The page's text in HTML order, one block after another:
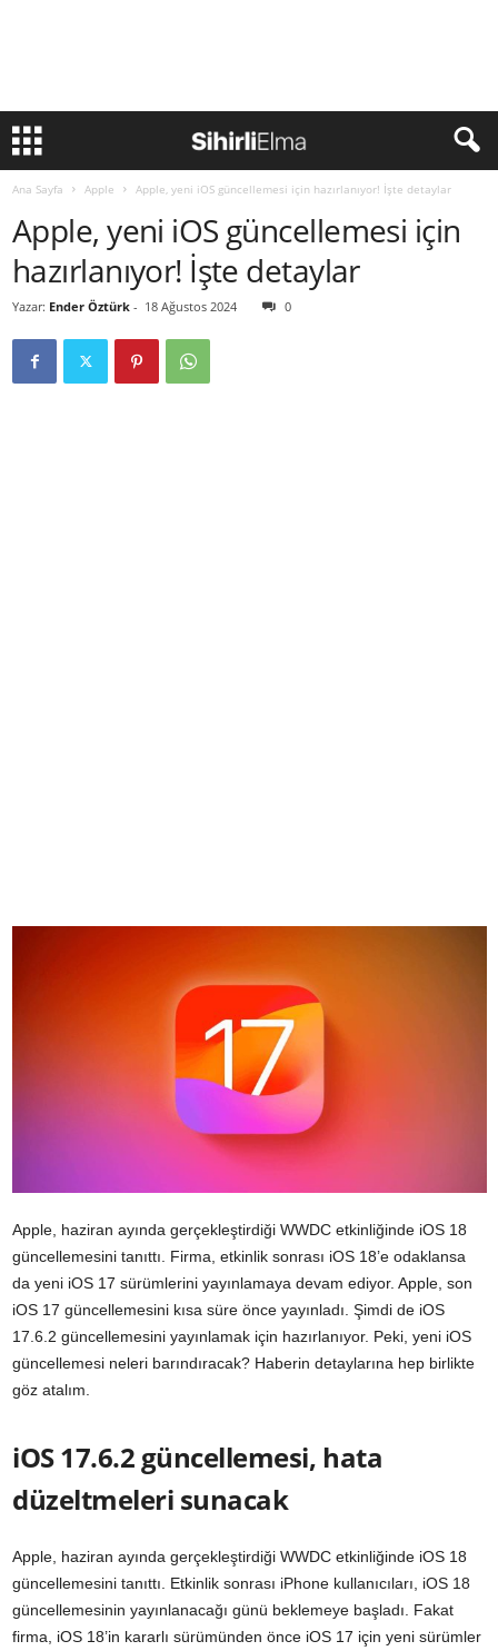
Ana Sayfa Apple Apple, yeni iOS güncellemesi için hazırlanıyor! İşte detaylar
Apple, yeni iOS güncellemesi için
hazırlanıyor! İşte detaylar
Yazar: Ender Öztürk - 18 Ağustos 2024 0
Apple, haziran ayında gerçekleştirdiği WWDC etkinliğinde iOS 18
güncellemesini tanıttı. Firma, etkinlik sonrası iOS 18’e odaklansa
da yeni iOS 17 sürümlerini yayınlamaya devam ediyor. Apple, son
iOS 17 güncellemesini kısa süre önce yayınladı. Şimdi de iOS
17.6.2 güncellemesini yayınlamak için hazırlanıyor. Peki, yeni iOS
güncellemesi neleri barındıracak? Haberin detaylarına hep birlikte
göz atalım.
iOS 17.6.2 güncellemesi, hata
düzeltmeleri sunacak
Apple, haziran ayında gerçekleştirdiği WWDC etkinliğinde iOS 18
güncellemesini tanıttı. Etkinlik sonrası iPhone kullanıcıları, iOS 18
güncellemesinin yayınlanacağı günü beklemeye başladı. Fakat
firma, iOS 18’in kararlı sürümünden önce iOS 17 için yeni sürümler